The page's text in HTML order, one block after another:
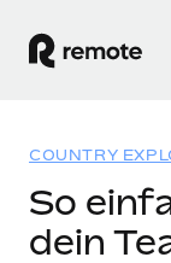
WELTWEITE
Lösungen
COUNTRY
So
dein